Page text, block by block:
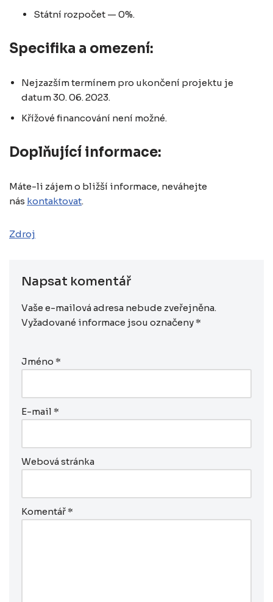
Státní rozpočet — 0%.
Specifika a omezení:
Nejzazším termínem pro ukončení projektu je
datum 30. 06. 2023.
Křížové financování není možné.
Doplňující informace:
Máte-li zájem o bližší informace, neváhejte
nás kontaktovat.
Zdroj
Napsat komentář
Vaše e-mailová adresa nebude zveřejněna.
Vyžadované informace jsou označeny *
Jméno *
E-mail *
Webová stránka
Komentář *